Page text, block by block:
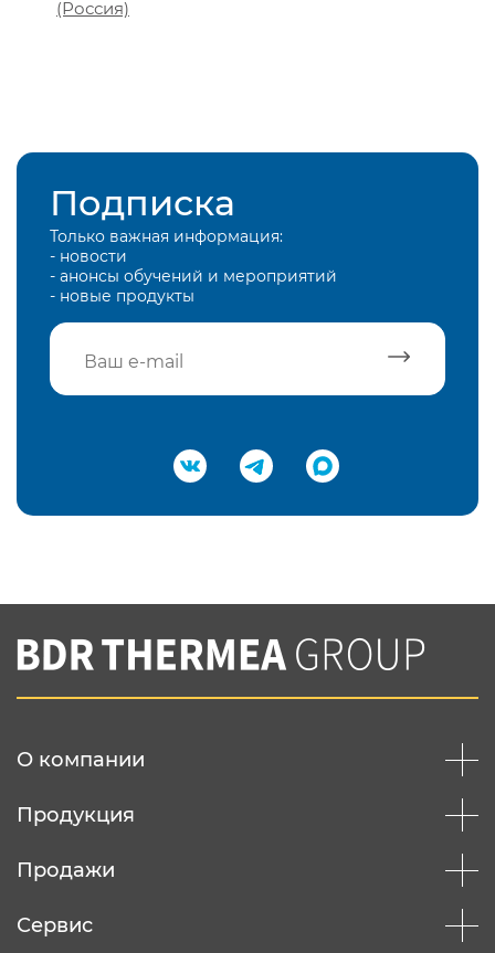
(Россия)
Подписка
Только важная информация:
- новости
- анонсы обучений и мероприятий
- новые продукты
Подтвердить e-mail
Вы соглашаетесь с нашей политикой
конфеденциальности
О компании
Продукция
Продажи
Сервис